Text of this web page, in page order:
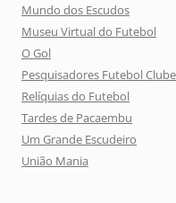
Mundo dos Escudos
Museu Virtual do Futebol
O Gol
Pesquisadores Futebol Clube
Relíquias do Futebol
Tardes de Pacaembu
Um Grande Escudeiro
União Mania